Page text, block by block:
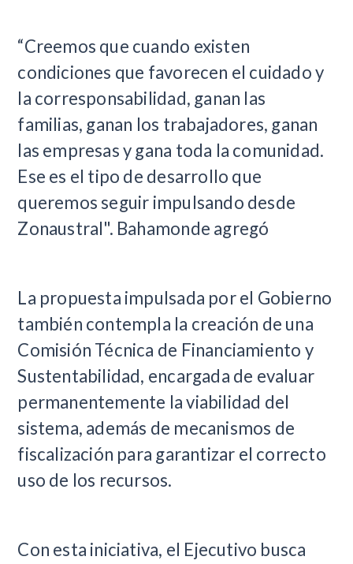
“Creemos que cuando existen
condiciones que favorecen el cuidado y
la corresponsabilidad, ganan las
familias, ganan los trabajadores, ganan
las empresas y gana toda la comunidad.
Ese es el tipo de desarrollo que
queremos seguir impulsando desde
Zonaustral". Bahamonde agregó
La propuesta impulsada por el Gobierno
también contempla la creación de una
Comisión Técnica de Financiamiento y
Sustentabilidad, encargada de evaluar
permanentemente la viabilidad del
sistema, además de mecanismos de
fiscalización para garantizar el correcto
uso de los recursos.
Con esta iniciativa, el Ejecutivo busca